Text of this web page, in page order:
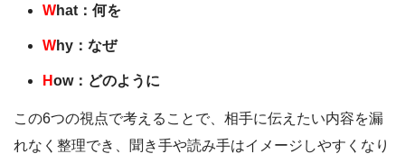
What：何を
Why：なぜ
How：どのように
この6つの視点で考えることで、相手に伝えたい内容を漏
れなく整理でき、聞き手や読み手はイメージしやすくなり